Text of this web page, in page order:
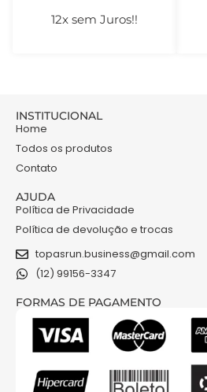
12x sem Juros!!
INSTITUCIONAL
Home
Todos os produtos
Contato
AJUDA
Política de Privacidade
Política de devolução e trocas
topasrun.business@gmail.com
(12) 99156-3347
FORMAS DE PAGAMENTO